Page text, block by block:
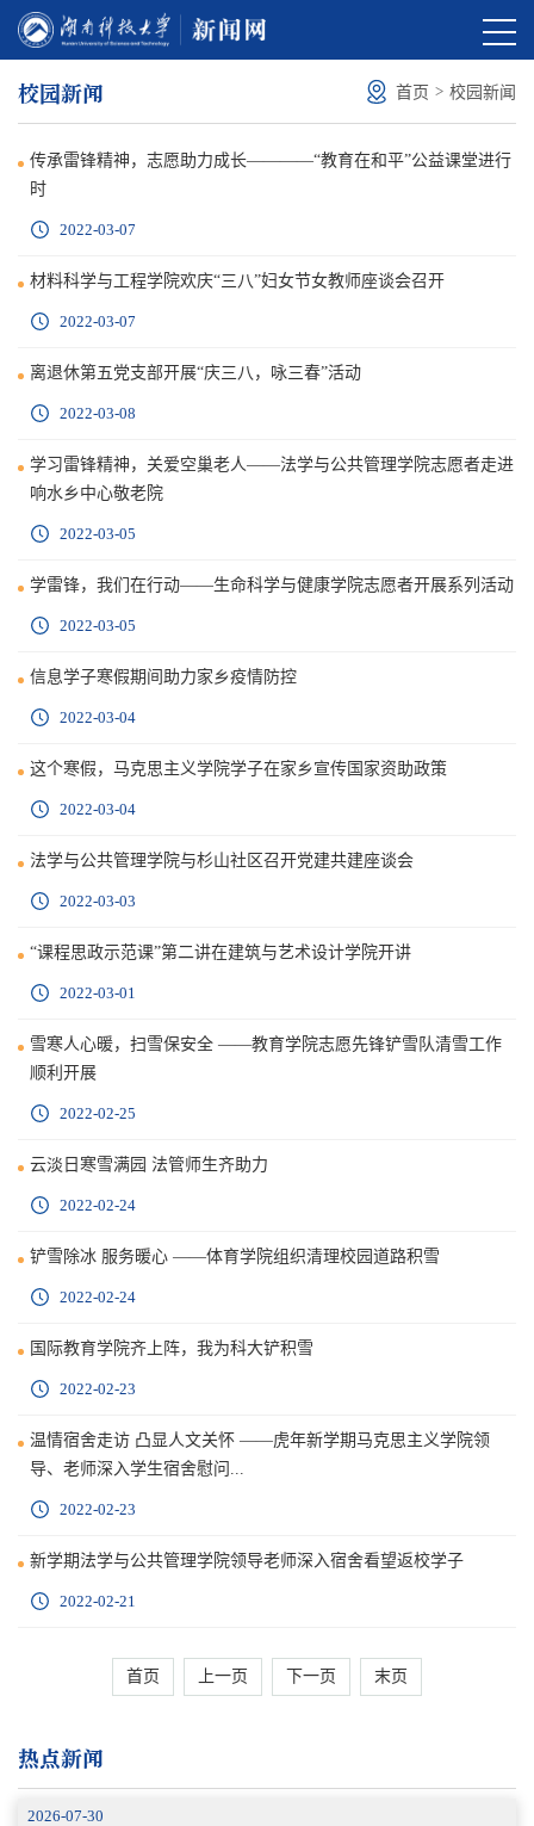
校园新闻 首页 > 校园新闻
传承雷锋精神，志愿助力成长————“教育在和平”公益课堂进行
时
2022-03-07
材料科学与工程学院欢庆“三八”妇女节女教师座谈会召开
2022-03-07
离退休第五党支部开展“庆三八，咏三春”活动
2022-03-08
学习雷锋精神，关爱空巢老人——法学与公共管理学院志愿者走进
响水乡中心敬老院
2022-03-05
学雷锋，我们在行动——生命科学与健康学院志愿者开展系列活动
2022-03-05
信息学子寒假期间助力家乡疫情防控
2022-03-04
这个寒假，马克思主义学院学子在家乡宣传国家资助政策
2022-03-04
法学与公共管理学院与杉山社区召开党建共建座谈会
2022-03-03
“课程思政示范课”第二讲在建筑与艺术设计学院开讲
2022-03-01
雪寒人心暖，扫雪保安全 ——教育学院志愿先锋铲雪队清雪工作
顺利开展
2022-02-25
云淡日寒雪满园 法管师生齐助力
2022-02-24
铲雪除冰 服务暖心 ——体育学院组织清理校园道路积雪
2022-02-24
国际教育学院齐上阵，我为科大铲积雪
2022-02-23
温情宿舍走访 凸显人文关怀 ——虎年新学期马克思主义学院领
导、老师深入学生宿舍慰问...
2022-02-23
新学期法学与公共管理学院领导老师深入宿舍看望返校学子
2022-02-21
首页 上一页 下一页 末页
热点新闻
2026-07-30